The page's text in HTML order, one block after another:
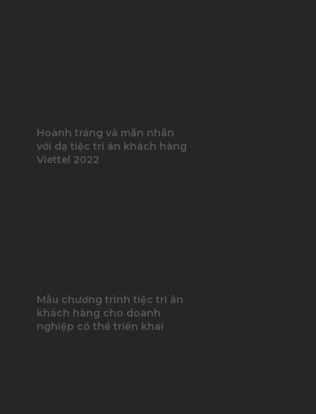
Hoành tráng và mãn nhãn
với dạ tiệc tri ân khách hàng
Viettel 2022
Mẫu chương trình tiệc tri ân
khách hàng cho doanh
nghiệp có thể triển khai